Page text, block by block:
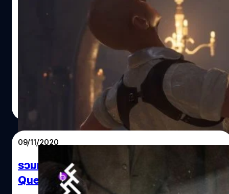
Chapter One
ทีมพัฒนา Frogwares ได้ปล่อยตัวอย่างใหม่ของเกม
Sherlock Holmes: Chapter One ซึ่งจะแนะนำตัวเอก เชอร์
ล็อก โฮล์มส์ (Sherlock Holmes) ชายหนุ่มที่ฉลาดหลักแหลม,
แปลกไม่เหมือนใคร และไม่นิ่งดูดายต่อความอยุติธรรม
นอกจากนี้ทีมพัฒนายังบอกอีกว่าจะปล่อยคลิปเกมเพลย์ความ
ยาวประมาณ 35 นาทีของเกม Sherlock Holmes: Chapter
One ออกมาให้ชมบน Steam ในวันนี้ (10 พ.ย.) เวลา 23:00 น.
ตามเวลาประเทศไทย Sherlock Holmes: Chapter One มี
กำหนดวางจำหน่ายอย่างเป็นทางการในวันที่ 16 พฤศจิกายน
2021 บนแพลตฟอร์ม PlayStation 5, Xbox Series X|S และ
PC (Steam, Epic Games Store และ GOG) ส่วนแพลตฟอร์ม
PlayStation…
| 1731 days ago
09/11/2020
รวมหนังรุกฆาต! ที่ “เซียนหมากรุก” The
Queen’s Gambit ต้องดู